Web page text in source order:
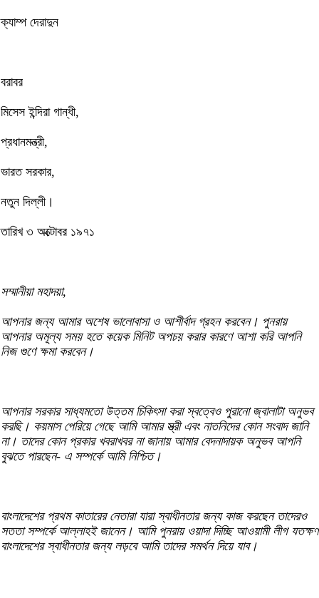
ক্যাম্প দেরাদুন
বরাবর
মিসেস ইন্দিরা গান্ধী,
প্রধানমন্ত্রী,
ভারত সরকার,
নতুন দিল্লী।
তারিখ ৩ অক্টোবর ১৯৭১
সম্মানীয়া মহাদয়া,
আপনার জন্য আমার অশেষ ভালোবাসা ও আশীর্বাদ গ্রহন করবেন। পুনরায়
আপনার অমূল্য সময় হতে কয়েক মিনিট অপচয় করার কারণে আশা করি আপনি
নিজ গুণে ক্ষমা করবেন।
আপনার সরকার সাধ্যমতো উত্তম চিকিৎসা করা স্বত্বেও পুরানো জ্বালাটা অনুভব
করছি। কয়মাস পেরিয়ে গেছে আমি আমার স্ত্রী এবং নাতনিদের কোন সংবাদ জানি
না। তাদের কোন প্রকার খবরাখবর না জানায় আমার বেদনাদায়ক অনুভব আপনি
বুঝতে পারছেন- এ সম্পর্কে আমি নিশ্চিত।
বাংলাদেশের প্রথম কাতারের নেতারা যারা স্বাধীনতার জন্য কাজ করছেন তাদেরও
সততা সম্পর্কে আল্লাহই জানেন। আমি পুনরায় ওয়াদা দিচ্ছি আওয়ামী লীগ যতক্ষণ
বাংলাদেশের স্বাধীনতার জন্য লড়বে আমি তাদের সমর্থন দিয়ে যাব।